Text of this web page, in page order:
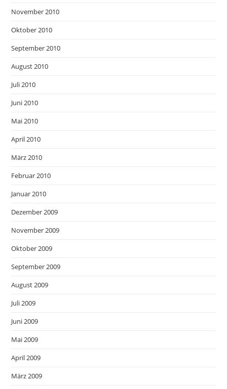
November 2010
Oktober 2010
September 2010
August 2010
Juli 2010
Juni 2010
Mai 2010
April 2010
März 2010
Februar 2010
Januar 2010
Dezember 2009
November 2009
Oktober 2009
September 2009
August 2009
Juli 2009
Juni 2009
Mai 2009
April 2009
März 2009